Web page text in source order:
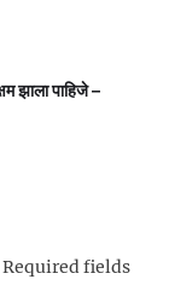
झाला पाहिजे –
Required fields